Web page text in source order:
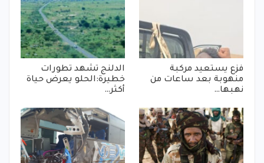
فزع يستعيد مركبة
منهوبة بعد ساعات من
نهبها…
الدلنج تشهد تطورات
خطيرة:الحلو يعرض حياة
أكثر…